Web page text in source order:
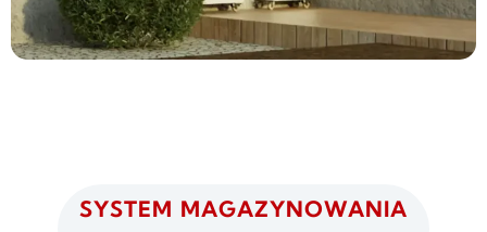
SYSTEM MAGAZYNOWANIA